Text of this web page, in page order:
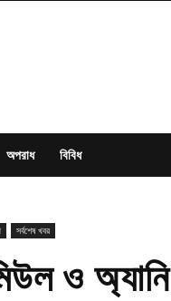
অপরাধ বিবিধ
সর্বশেষ খবর
ও অ্যানি